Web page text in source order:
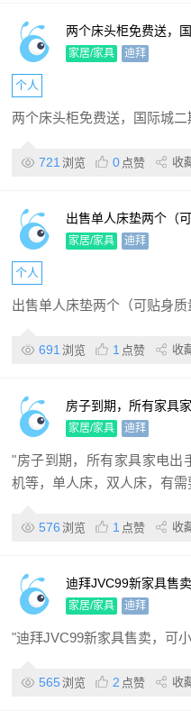
两个床头柜免费送，
家居/家具 迪拜
个人
两个床头柜免费送，国际城
721 浏览 0 点赞 收
出售单人床垫两个（
没有使用、可贴身使
家居/家具 迪拜
个人
出售单人床垫两个（可贴身
691 浏览 1 点赞 收
房子到期，所有家具
取，还有冰箱，油烟
家居/家具 迪拜
"房子到期，所有家具家电出
机等，单人床，双人床，有
576 浏览 1 点赞 收
迪拜JVC99新家具售
家居/家具 迪拜
"迪拜JVC99新家具售卖，可
565 浏览 2 点赞 收